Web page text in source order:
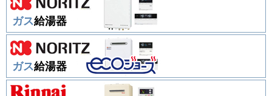
ガス給湯器
ガス給湯器